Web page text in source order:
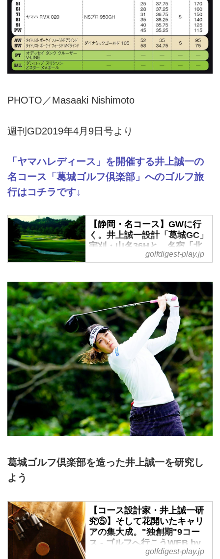
PHOTO／Masaaki Nishimoto
週刊GD2019年4月9日号より
「ヤマハレディース」を開催する井上誠一の
名コース「葛城ゴルフ倶楽部」へのゴルフ旅
行はコチラです↓
【静岡・名コース】GWに行
く。井上誠一設計「葛城GC」
宇刈・山名36Hと、名宿「北
の丸」 葛城2日間ゴルフ旅 -
2019年4月28日～5月4日限定出
発 東京駅・名古屋駅・新大阪駅
発着 1名様より受付静岡県の
「葛城ゴルフ倶楽部 宇刈C・山
名C」の36ホールは、いずれも井
上誠一が設計した晩年の名コース
です。4月に行われるLPGA「ヤ
マハレディース」の舞台（山名）
としても有名です。初日に「宇
刈」、2日目は「山名」を回る名
コース巡り。宿泊は古民家を活か
した「葛城 北の丸」。優雅な2日
間は、お一人様から受け付けてい
まる静岡2日間]
golfdigest-play.jp
葛城ゴルフ倶楽部を造った井上誠一を研究し
よう
【コース設計家・井上誠一研
究⑤】そして花開いたキャリ
アの集大成。"独創期"9コー
ス - ゴルフへ行こうWEB by
ゴルフダイジェストgolfdigest-play.jp